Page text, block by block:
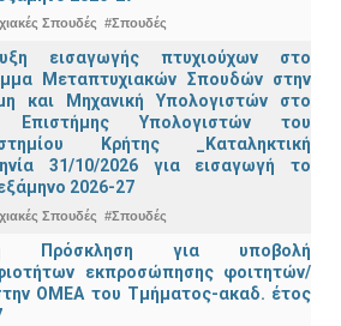
Σπουδές #Σπουδές
εισαγωγής πτυχιούχων στo
Μεταπτυχιακών Σπουδών στην
και Μηχανική Υπολογιστών στο
Eπιστήμης Υπολογιστών του
Κρήτης _Καταληκτική
31/10/2026 για εισαγωγή το
2026-27
Σπουδές #Σπουδές
Πρόσκληση για υποβολή
εκπροσώπησης φοιτητών/
ΟΜΕΑ του Τμήματος-ακαδ. έτος